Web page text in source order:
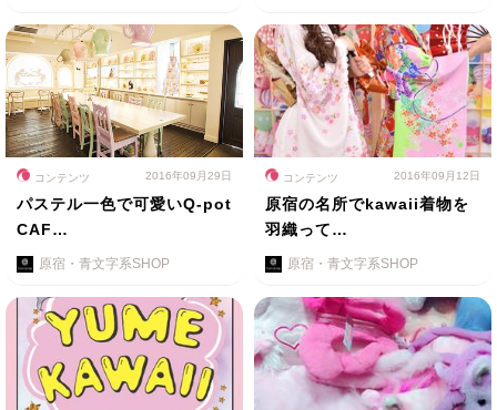
コンテンツ 2016年09月29日
パステル一色で可愛いQ-pot
CAF…
原宿・青文字系SHOP
コンテンツ 2016年09月12日
原宿の名所でkawaii着物を
羽織って…
原宿・青文字系SHOP